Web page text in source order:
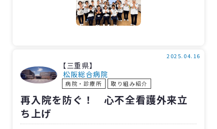
「今後は看護師だけでなく、他の職種にも感
染管理の知識を持ったスタッフを増やすこと
と感染管理認定看護師の小柳浩子さんと朝妻聡
美さんは語っています。
今年度は、看護師・ナースアシスタント・歯
科衛生士・作業療法士・理学療法士・臨床検査
技師など多職種17人が受講予定です。
【三重県】
松阪総合病院
病院・診療所 取り組み紹介
2025.04.16
再入院を防ぐ！ 心不全看護外来立
ち上げ